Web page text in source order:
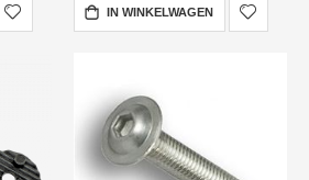
IN WINKELWAGEN